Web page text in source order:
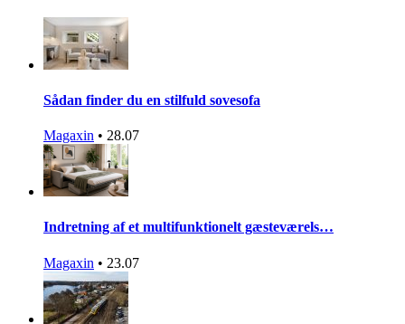
Sådan finder du en stilfuld sovesofa
Magaxin • 28.07
Indretning af et multifunktionelt gæsteværels…
Magaxin • 23.07